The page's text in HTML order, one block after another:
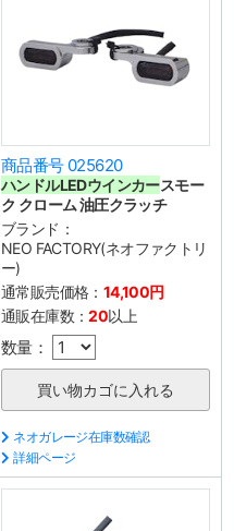
商品番号 025620
ハンドルLEDウインカースモー
ク クローム 油圧クラッチ
ブランド：
NEO FACTORY(ネオファクトリ
ー)
通常販売価格： 14,100円
通販在庫数：20以上
数量：
ネオガレージ在庫数確認
詳細ページ